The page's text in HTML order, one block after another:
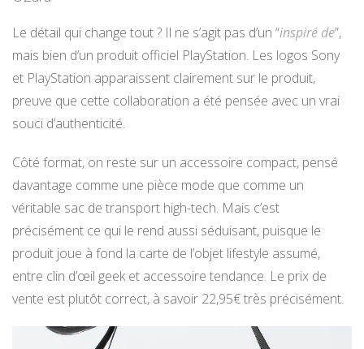
Le détail qui change tout ? Il ne s’agit pas d’un “inspiré de”,
mais bien d’un produit officiel PlayStation. Les logos Sony
et PlayStation apparaissent clairement sur le produit,
preuve que cette collaboration a été pensée avec un vrai
souci d’authenticité.
Côté format, on reste sur un accessoire compact, pensé
davantage comme une pièce mode que comme un
véritable sac de transport high-tech. Mais c’est
précisément ce qui le rend aussi séduisant, puisque le
produit joue à fond la carte de l’objet lifestyle assumé,
entre clin d’œil geek et accessoire tendance. Le prix de
vente est plutôt correct, à savoir 22,95€ très précisément.